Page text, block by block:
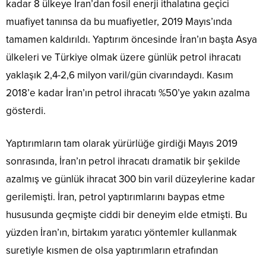
kadar 8 ülkeye İran’dan fosil enerji ithalatına geçici
muafiyet tanınsa da bu muafiyetler, 2019 Mayıs’ında
tamamen kaldırıldı. Yaptırım öncesinde İran’ın başta Asya
ülkeleri ve Türkiye olmak üzere günlük petrol ihracatı
yaklaşık 2,4-2,6 milyon varil/gün civarındaydı. Kasım
2018’e kadar İran’ın petrol ihracatı %50’ye yakın azalma
gösterdi.
Yaptırımların tam olarak yürürlüğe girdiği Mayıs 2019
sonrasında, İran’ın petrol ihracatı dramatik bir şekilde
azalmış ve günlük ihracat 300 bin varil düzeylerine kadar
gerilemişti. İran, petrol yaptırımlarını baypas etme
hususunda geçmişte ciddi bir deneyim elde etmişti. Bu
yüzden İran’ın, birtakım yaratıcı yöntemler kullanmak
suretiyle kısmen de olsa yaptırımların etrafından